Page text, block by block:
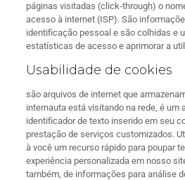
páginas visitadas (click-through) o
acesso à internet (ISP). São
identificação pessoal e são colhidas e
estatísticas de acesso e aprimorar a
Usabilidade de cookies
são arquivos de internet que
internauta está visitando na rede, é um
identificador de texto inserido em seu
prestação de serviços customizados.
à você um recurso rápido para poupar
experiência personalizada em nosso
também, de informações para análise